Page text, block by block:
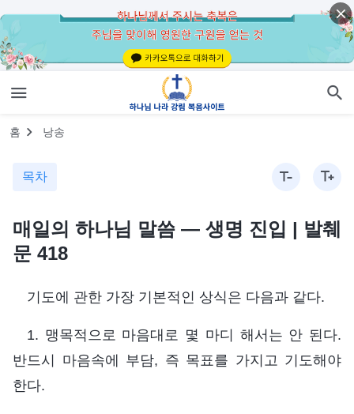
홈 낭송
목차
매일의 하나님 말씀 ― 생명 진입 | 발췌
문 418
기도에 관한 가장 기본적인 상식은 다음과 같다.
1. 맹목적으로 마음대로 몇 마디 해서는 안 된다.
반드시 마음속에 부담, 즉 목표를 가지고 기도해야
한다.